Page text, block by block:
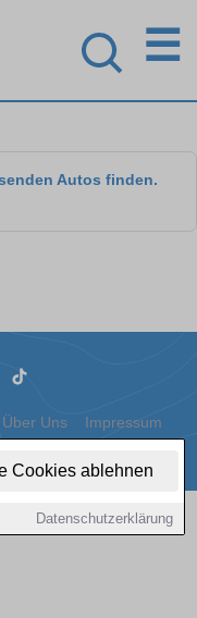
Cookies ablehnen
Datenschutzerklärung
☰
Autos finden.
Über Uns Impressum
| Content by: 1a-sites-autos